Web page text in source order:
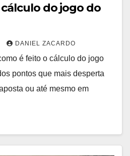
do jogo do
DANIEL ZACARDO
é feito o cálculo do jogo
pontos que mais desperta
ou até mesmo em